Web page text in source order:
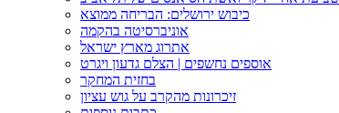
כיבוש ירושלים: הבריחה ממוצא
אוניברסיטה בהקמה
אתרוג מארץ ישראל
אוספים נחשפים | הצלם גדעון ויגרט
בחזית המחקר
זיכרונות מהקרב על גוש עציון